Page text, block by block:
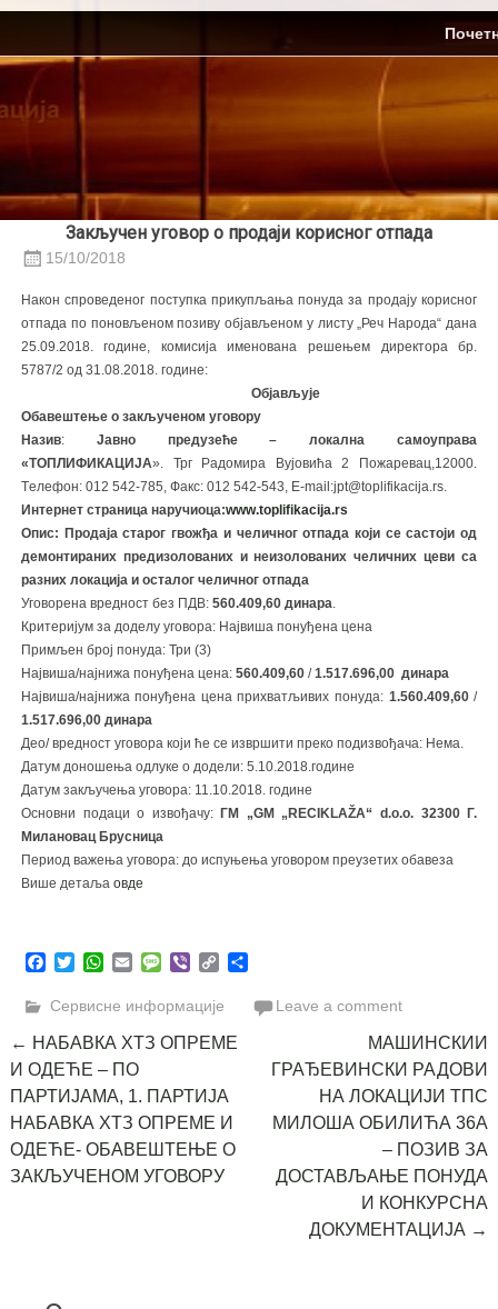
Skip
content
Закључен уговор о продаји корисног отпада
15/10/2018
Након спроведеног поступка прикупљања понуда за продају корисног
отпада по поновљеном позиву објављеном у листу „Реч Народа“ дана
25.09.2018. године, комисија именована решењем директора бр.
5787/2 од 31.08.2018. године:
Објављује
Обавештење о закљученом уговору
Назив: Јавно предузеће – локална самоуправа
«ТОПЛИФИКАЦИЈА». Трг Радомира Вујовића 2 Пожаревац,12000.
Tелефон: 012 542-785, Факс: 012 542-543, Е-mail:jpt@toplifikacija.rs.
Интернет страница наручиоца:www.toplifikacija.rs
Опис: Продаја старог гвожђа и челичног отпада који се састоји од
демонтираних предизолованих и неизолованих челичних цеви са
разних локација и осталог челичног отпада
Уговорена вредност без ПДВ: 560.409,60динара.
Критеријум за доделу уговора: Највиша понуђена цена
Примљен број понуда: Три (3)
Највиша/најнижа понуђена цена: 560.409,60/1.517.696,00динара
Највиша/најнижа понуђена цена прихватљивих понуда: 1.560.409,60/
1.517.696,00динара
Део/ вредност уговора који ће се извршити преко подизвођача: Нема.
Датум доношења одлуке о додели: 5.10.2018.године
Датум закључења уговора: 11.10.2018. године
Основни подаци о извођачу:ГМ „GM „RECIKLAŽA“ d.o.o. 32300 Г.
Милановац Брусница
Период важења уговора: до испуњења уговором преузетих обавеза
Више детаља овде
Facebook
TwitterWhatsApp
EmailMessage
ViberCopy
Сервисне информације Leave a comment
Post
navigation
← НАБАВКА ХТЗ ОПРЕМЕ
И ОДЕЋЕ – ПО
ПАРТИЈАМА, 1. ПАРТИЈА
НАБАВКА ХТЗ ОПРЕМЕ И
ОДЕЋЕ- ОБАВЕШТЕЊЕ О
ЗАКЉУЧЕНОМ УГОВОРУ
МАШИНСКИИ
ГРАЂЕВИНСКИ РАДОВИ
НА ЛОКАЦИЈИ ТПС
МИЛОША ОБИЛИЋА 36А
– ПОЗИВ ЗА
ДОСТАВЉАЊЕ ПОНУДА
И КОНКУРСНА
ДОКУМЕНТАЦИЈА →